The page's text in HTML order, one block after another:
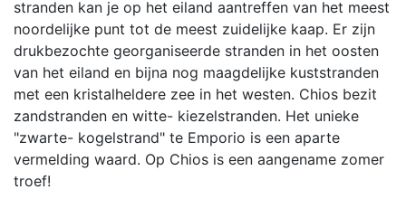
stranden kan je op het eiland aantreffen van het meest
noordelijke punt tot de meest zuidelijke kaap. Er zijn
drukbezochte georganiseerde stranden in het oosten
van het eiland en bijna nog maagdelijke kuststranden
met een kristalheldere zee in het westen. Chios bezit
zandstranden en witte- kiezelstranden. Het unieke
"zwarte- kogelstrand" te Emporio is een aparte
vermelding waard. Op Chios is een aangename zomer
troef!